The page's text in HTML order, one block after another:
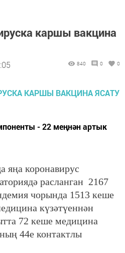
каршы вакцина
840 0 0
- 22 меңнән артык
яңа коронавирус
расланган 2167
чорында 1513 кеше
күзәтүеннән
72 кеше медицина
44е контактлы